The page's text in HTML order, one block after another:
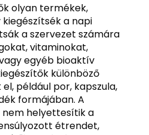
olyan termékek,
a napi
a szervezet számára
vitaminokat,
egyéb bioaktív
különböző
például por, kapszula,
formájában. A
helyettesítik a
étrendet,